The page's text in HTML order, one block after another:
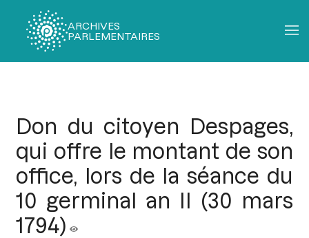
ARCHIVES
PARLEMENTAIRES
Don du citoyen Despages,
qui offre le montant de son
office, lors de la séance du
10 germinal an II (30 mars
1794)